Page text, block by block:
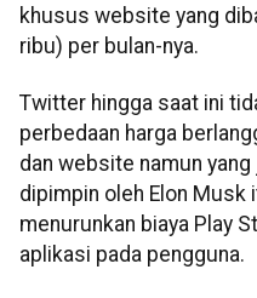
khusus website yang
ribu) per bulan-nya.
Twitter hingga saat ini
perbedaan harga
dan website namun
dipimpin oleh Elon Musk
menurunkan biaya Play
aplikasi pada pengguna.